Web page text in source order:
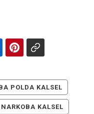
POLDA KALSEL
NARKOBA KALSEL